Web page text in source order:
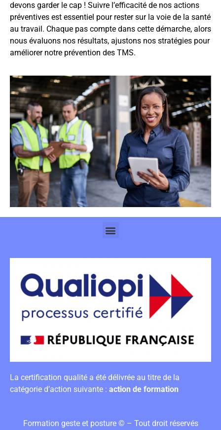
devons garder le cap ! Suivre l’efficacité de nos actions
préventives est essentiel pour rester sur la voie de la santé
au travail. Chaque pas compte dans cette démarche, alors
nous évaluons nos résultats, ajustons nos stratégies pour
améliorer notre prévention des TMS.
La certification qualité a été délivrée au titre de la
catégorie d’action suivante : action de formation
Formation geste et posture © – Tout droit réservés